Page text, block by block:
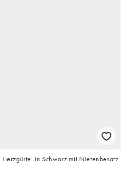
Herzgürtel in Schwarz mit Nietenbesatz